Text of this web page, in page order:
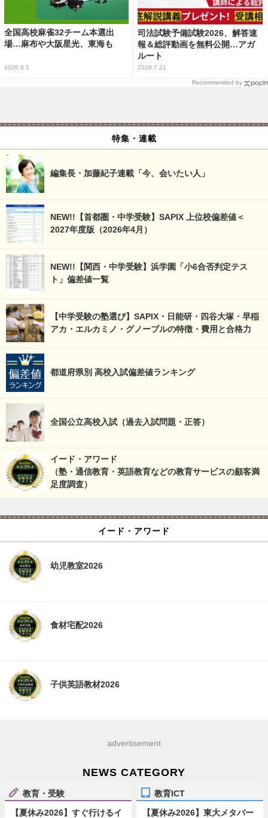
全国高校麻雀32チーム本選出
場…麻布や大阪星光、東海も
2026.8.5
司法試験予備試験2026、解答速
報＆総評動画を無料公開…アガ
ルート
2026.7.21
Recommended by
特集・連載
編集長・加藤紀子連載「今、会いたい人」
NEW!!【首都圏・中学受験】SAPIX 上位校偏差値＜
2027年度版（2026年4月）
NEW!!【関西・中学受験】浜学園「小6合否判定テス
ト」偏差値一覧
【中学受験の塾選び】SAPIX・日能研・四谷大塚・早稲
アカ・エルカミノ・グノーブルの特徴・費用と合格力
都道府県別 高校入試偏差値ランキング
全国公立高校入試（過去入試問題・正答）
イード・アワード
（塾・通信教育・英語教育などの教育サービスの顧客満
足度調査）
イード・アワード
幼児教室2026
食材宅配2026
子供英語教材2026
advertisement
NEWS CATEGORY
教育・受験
【夏休み2026】すぐ行けるイ
教育ICT
【夏休み2026】東大メタバー